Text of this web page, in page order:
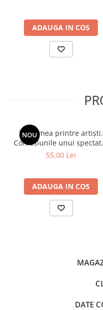
metafizic, reprezentativ
confluența dintre metafizică
și viața concretă, reală,
ADAUGA IN COS
NOU
Viața mea printre artiști.
Confesiunile unui
fidel
55,00 Lei
ADAUGA IN COS
DATE